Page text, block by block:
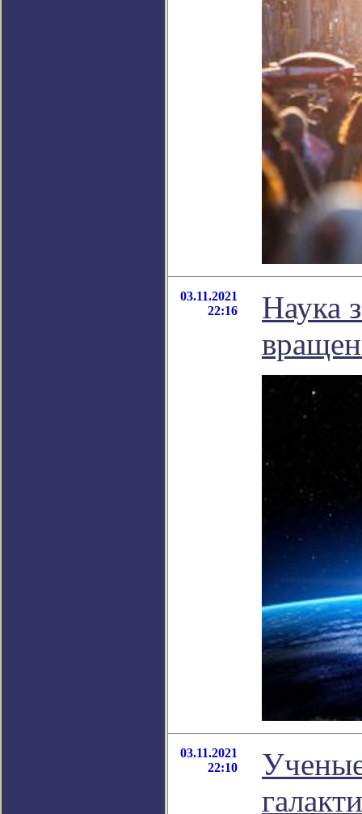
03.11.2021
22:16
Наука
03.11.2021
22:10